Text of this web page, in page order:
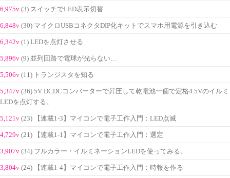
6,975v (3) スイッチでLED表示切替
6,848v (30) マイクロUSBコネクタDIP化キットでスマホ用電源を引き込む
6,342v (1) LEDを点灯させる
5,896v (9) 並列回路で電球が光らない…
5,506v (11) トランジスタを知る
5,347v (36) 5V DCDCコンバーターで昇圧して乾電池一個で定格4.5Vのイルミ
LEDを点灯する。
5,121v (23) 【連載1-3】マイコンで電子工作入門：LED点滅
4,729v (21) 【連載1-1】マイコンで電子工作入門：選定
3,907v (34) フルカラー・イルミネーションLEDを使ってみる。
3,804v (24) 【連載1-4】マイコンで電子工作入門：時報を作る